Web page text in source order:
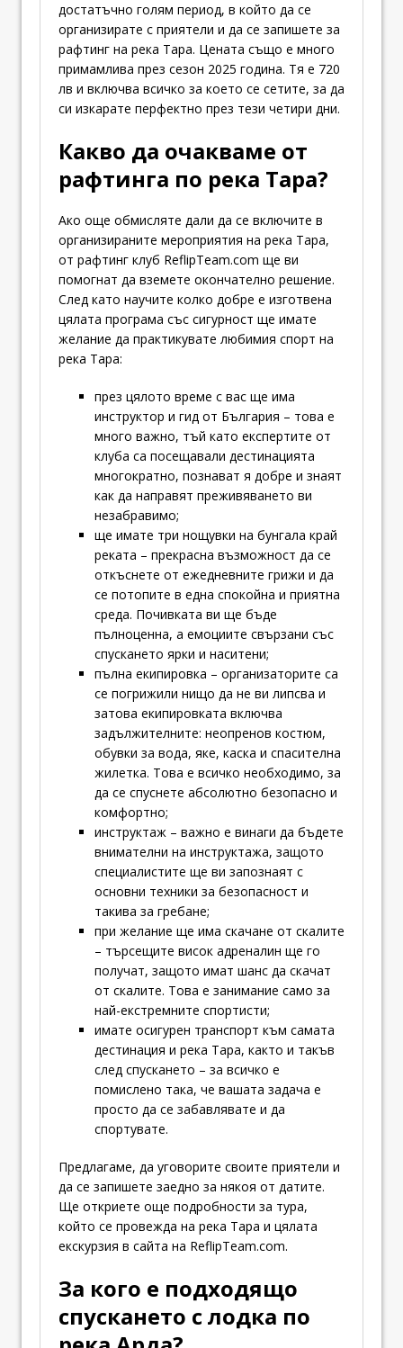
достатъчно голям период, в който да се
организирате с приятели и да се запишете за
рафтинг на река Тара. Цената също е много
примамлива през сезон 2025 година. Тя е 720
лв и включва всичко за което се сетите, за да
си изкарате перфектно през тези четири дни.
Какво да очакваме от
рафтинга по река Тара?
Ако още обмисляте дали да се включите в
организираните мероприятия на река Тара,
от рафтинг клуб ReflipTeam.com ще ви
помогнат да вземете окончателно решение.
След като научите колко добре е изготвена
цялата програма със сигурност ще имате
желание да практикувате любимия спорт на
река Тара:
през цялото време с вас ще има
инструктор и гид от България – това е
много важно, тъй като експертите от
клуба са посещавали дестинацията
многократно, познават я добре и знаят
как да направят преживяването ви
незабравимо;
ще имате три нощувки на бунгала край
реката – прекрасна възможност да се
откъснете от ежедневните грижи и да
се потопите в една спокойна и приятна
среда. Почивката ви ще бъде
пълноценна, а емоциите свързани със
спускането ярки и наситени;
пълна екипировка – организаторите са
се погрижили нищо да не ви липсва и
затова екипировката включва
задължителните: неопренов костюм,
обувки за вода, яке, каска и спасителна
жилетка. Това е всичко необходимо, за
да се спуснете абсолютно безопасно и
комфортно;
инструктаж – важно е винаги да бъдете
внимателни на инструктажа, защото
специалистите ще ви запознаят с
основни техники за безопасност и
такива за гребане;
при желание ще има скачане от скалите
– търсещите висок адреналин ще го
получат, защото имат шанс да скачат
от скалите. Това е занимание само за
най-екстремните спортисти;
имате осигурен транспорт към самата
дестинация и река Тара, както и такъв
след спускането – за всичко е
помислено така, че вашата задача е
просто да се забавлявате и да
спортувате.
Предлагаме, да уговорите своите приятели и
да се запишете заедно за някоя от датите.
Ще откриете още подробности за тура,
който се провежда на река Тара и цялата
екскурзия в сайта на ReflipTeam.com.
За кого е подходящо
спускането с лодка по